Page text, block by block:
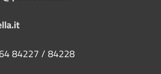
84227 / 84228